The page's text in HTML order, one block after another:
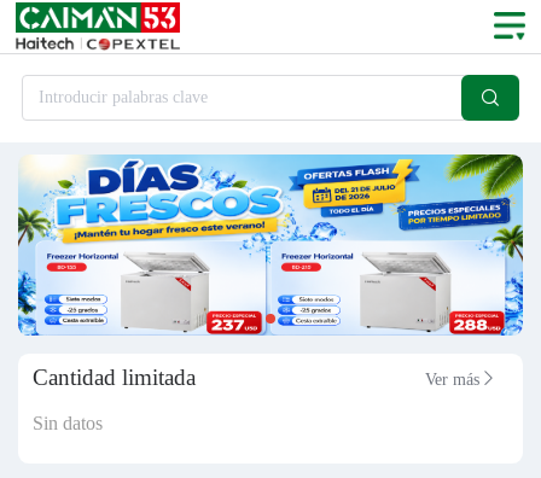
Introducir palabras clave 
Cantidad limitada Ver más 
Sin datos